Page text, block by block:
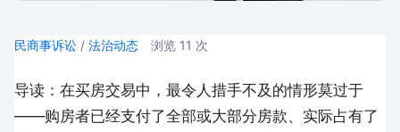
民商事诉讼 / 法治动态 浏览 11 次
导读：在买房交易中，最令人措手不及的情形莫过于
——购房者已经支付了全部或大部分房款、实际占有了